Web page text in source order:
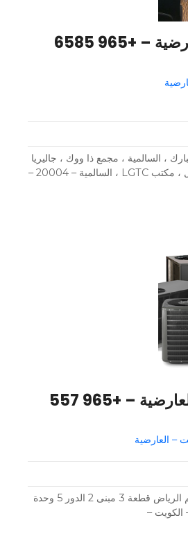
LGTC – العارضية – +965 6585
، السالمية ، مجمع ذا ووك ، جاليريا
2000 ، الطابق الأول ، مكتب LGTC ، السالمية – 20004 –
LowRai – العارضية – +965 557
– العارضية
شارع عبدالمنعم الرياض قطعة 3 مبنى 2 الدور 5 وحدة